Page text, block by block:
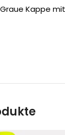
Kappe